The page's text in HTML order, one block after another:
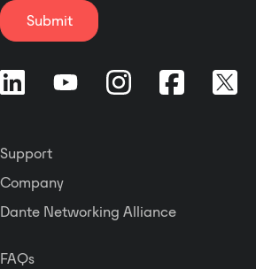
Submit
Support
Company
Dante Networking Alliance
FAQs